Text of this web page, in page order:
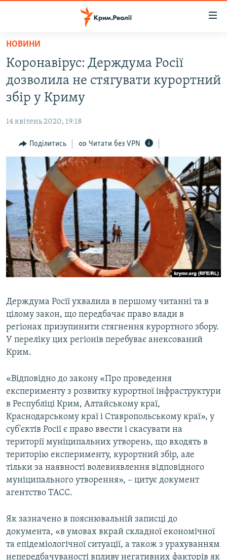
Перейти
основного
матеріалу
Перейти
до
основної
Перейти
до
пошуку
ВОДА.КРИМ
ВІДЕО ТА ФОТО
БЛОГИ
ПОГЛЯД
ІНТЕРВ'Ю
ВСЕ ЗА ДЕНЬ
СПЕЦПРОЕКТИ
ДЕПОРТАЦІЯ
ВІДЕОУРОКИ «ELIFBE»
СВІДЧЕННЯ ОКУПАЦІЇ
УКРАЇНСЬКА ПРОБЛЕМА КРИМУ
ЯК ОБІЙТИ БЛОКУВАННЯ
Русский
Qırımtatar
Усі сайти RFE/RL
НОВИНИ
Коронавірус: Держдума Росії
дозволила не стягувати курортний
збір у Криму
14 квітень 2020, 19:18
Поділитись Читати без VPN
Держдума Росії ухвалила в першому читанні та в
цілому закон, що передбачає право влади в
регіонах призупинити стягнення курортного збору.
У переліку цих регіонів перебуває анексований
Крим.
«Відповідно до закону «Про проведення
експерименту з розвитку курортної інфраструктури
в Республіці Крим, Алтайському краї,
Краснодарському краї і Ставропольському краї», у
суб'єктів Росії є право ввести і скасувати на
території муніципальних утворень, що входять в
територію експерименту, курортний збір, але
тільки за наявності волевиявлення відповідного
муніципального утворення», – цитує документ
агентство ТАСС.
Як зазначено в пояснювальній записці до
документа, «в умовах вкрай складної економічної
та епідеміологічної ситуації, а також з урахуванням
непередбачуваності впливу негативних факторів як